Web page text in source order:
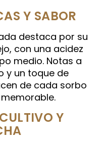
Y SABOR
destaca por su
con una acidez
medio. Notas a
y un toque de
de cada sorbo
Y